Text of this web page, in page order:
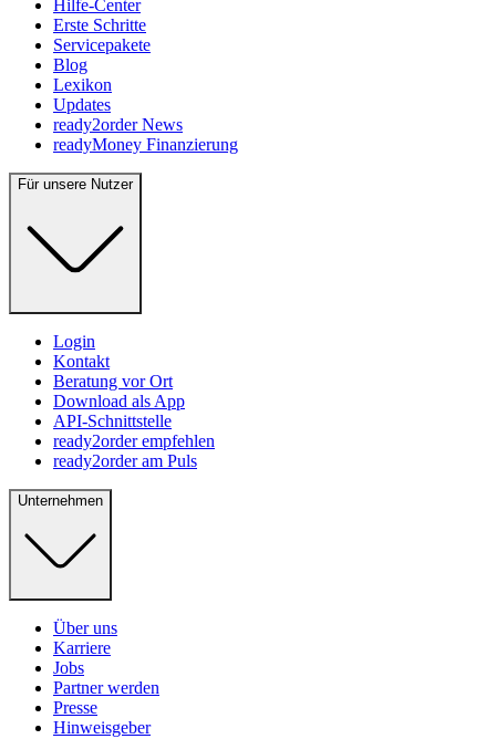
Hilfe-Center
Erste Schritte
Servicepakete
Blog
Lexikon
Updates
ready2order News
readyMoney Finanzierung
Für unsere Nutzer
Login
Kontakt
Beratung vor Ort
Download als App
API-Schnittstelle
ready2order empfehlen
ready2order am Puls
Unternehmen
Über uns
Karriere
Jobs
Partner werden
Presse
Hinweisgeber